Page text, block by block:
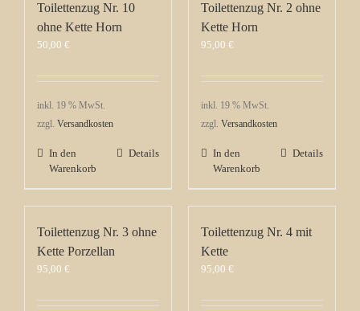
Toilettenzug Nr. 10
ohne Kette Horn
50,00 €
inkl. 19 % MwSt.
zzgl. Versandkosten
In den
Warenkorb
Details
Toilettenzug Nr. 2 ohne
Kette Horn
95,00 €
inkl. 19 % MwSt.
zzgl. Versandkosten
In den
Warenkorb
Details
Toilettenzug Nr. 3 ohne
Kette Porzellan
95,00 €
Toilettenzug Nr. 4 mit
Kette
95,00 €